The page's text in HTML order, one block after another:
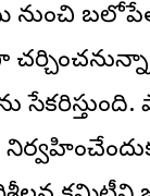
నుంచి